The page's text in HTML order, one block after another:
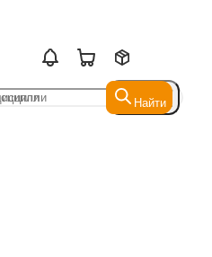
Найти
Найти